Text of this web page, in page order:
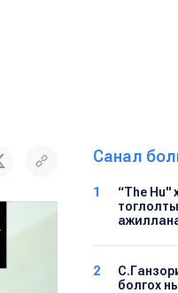
Санал
1
“The Hu"
2
болгох